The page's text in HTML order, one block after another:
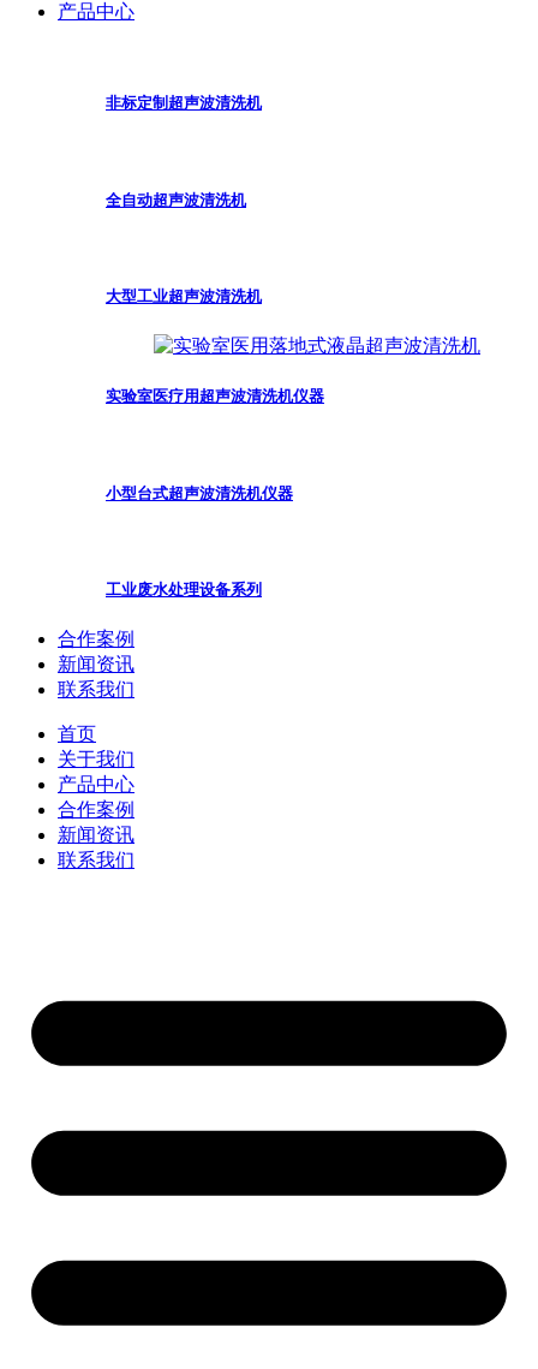
产品中心
非标定制超声波清洗机
全自动超声波清洗机
大型工业超声波清洗机
实验室医疗用超声波清洗机仪器
小型台式超声波清洗机仪器
工业废水处理设备系列
合作案例
新闻资讯
联系我们
首页
关于我们
产品中心
合作案例
新闻资讯
联系我们